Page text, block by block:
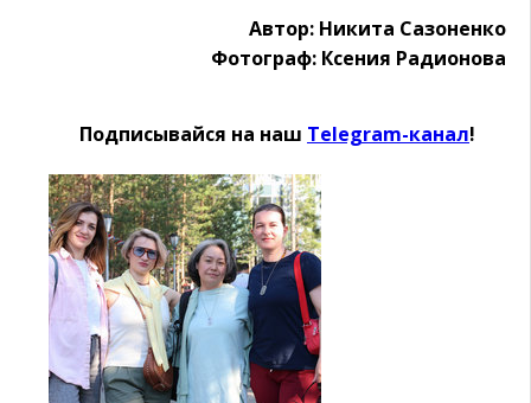
Автор: Никита Сазоненко
Фотограф: Ксения Радионова
Подписывайся на наш Telegram-канал!